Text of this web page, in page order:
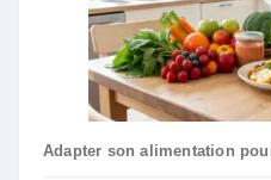
Adapter son alimentation